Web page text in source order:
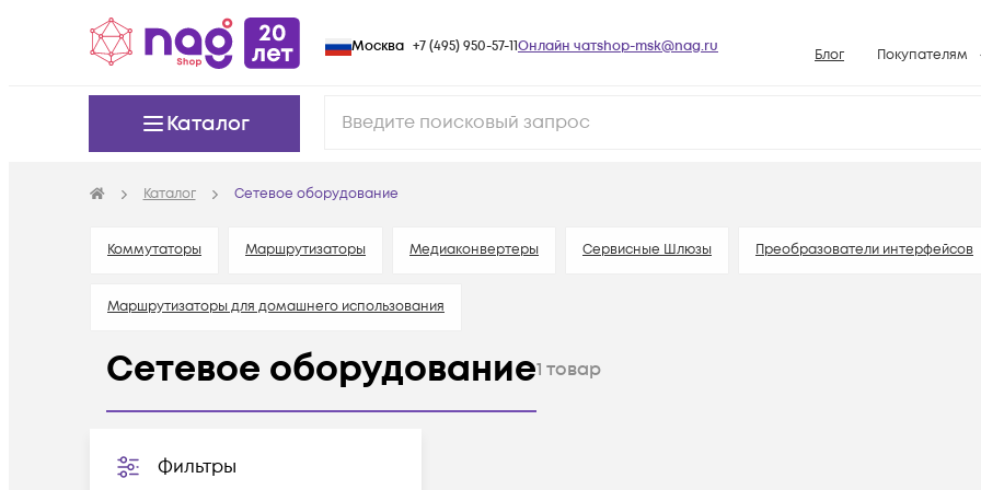
Москва +7 (495) 950-57-11Онлайн чатshop-msk@nag.ru Блог Покупателям
Гарантийное
Каталог
Каталог Сетевое оборудование
Коммутаторы Маршрутизаторы Медиаконвертеры Сервисные Шлюзы Преобразователи интерфейсов
Маршрутизаторы для домашнего использования
Сетевое оборудование1 товар
Фильтры